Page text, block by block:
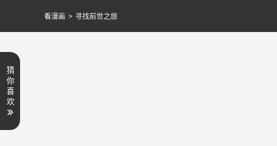
看漫画 > 寻找前世之旅
猜
你
喜
欢